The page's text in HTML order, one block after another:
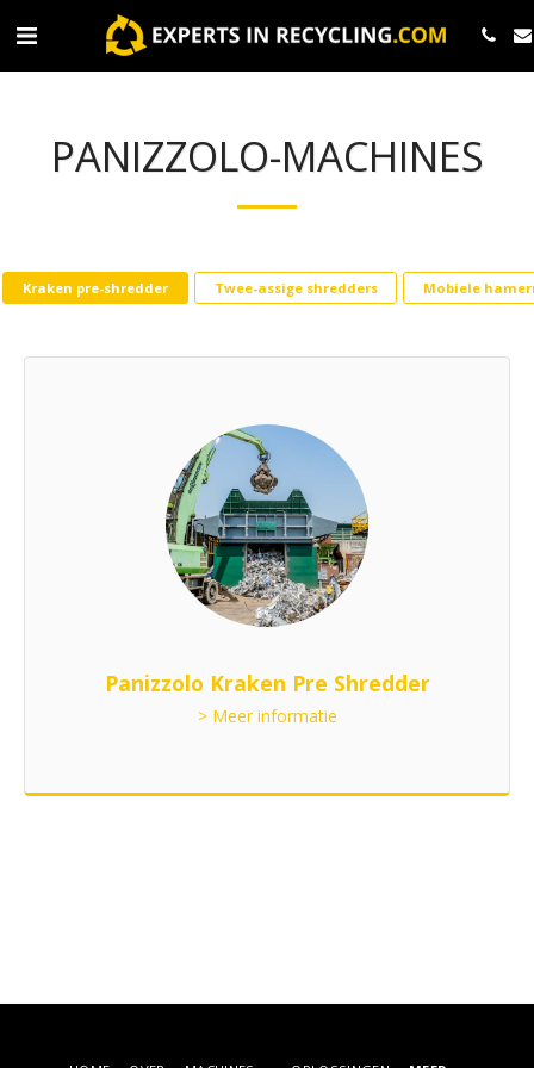
PANIZZOLO-MACHINES
Kraken pre-shredder Twee-assige shredders Mobiele
Panizzolo Kraken Pre Shredder
> Meer informatie